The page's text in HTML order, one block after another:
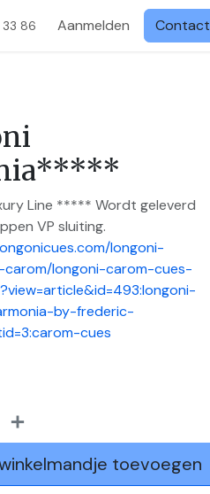
86 Aanmelden Contact
Line ***** Wordt geleverd
VP sluiting.
longoni-
carom/longoni-carom-cues-
by-frederic-
cues
toevoegen